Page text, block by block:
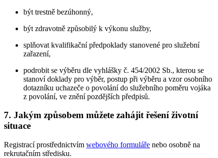
být trestně bezúhonný,
být zdravotně způsobilý k výkonu služby,
splňovat kvalifikační předpoklady stanovené pro služební
zařazení,
podrobit se výběru dle vyhlášky č. 454/2002 Sb., kterou se
stanoví doklady pro výběr, postup při výběru a vzor osobního
dotazníku uchazeče o povolání do služebního poměru vojáka
z povolání, ve znění pozdějších předpisů.
7. Jakým způsobem můžete zahájit řešení životní
situace
Registrací prostřednictvím webového formuláře nebo osobně na
rekrutačním středisku.